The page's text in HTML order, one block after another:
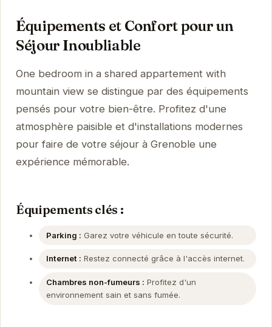
Équipements et Confort pour un
Séjour Inoubliable
One bedroom in a shared appartement with
mountain view se distingue par des équipements
pensés pour votre bien-être. Profitez d'une
atmosphère paisible et d'installations modernes
pour faire de votre séjour à Grenoble une
expérience mémorable.
Équipements clés :
Parking : Garez votre véhicule en toute sécurité.
Internet : Restez connecté grâce à l'accès internet.
Chambres non-fumeurs : Profitez d'un
environnement sain et sans fumée.